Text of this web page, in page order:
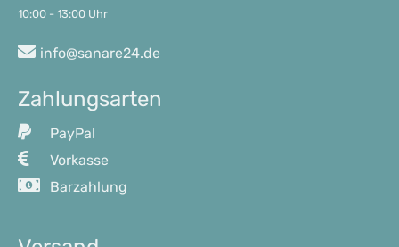
10:00 - 13:00 Uhr
info@sanare24.de
Zahlungsarten
PayPal
Vorkasse
Barzahlung